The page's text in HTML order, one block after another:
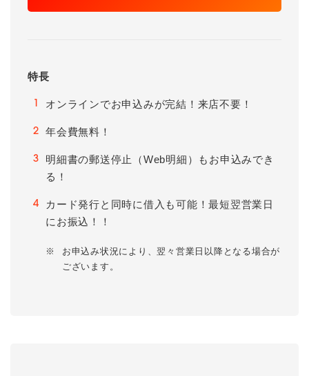
特長
1 オンラインでお申込みが完結！来店不要！
2 年会費無料！
3
明細書の郵送停止（Web明細）もお申込みでき
る！
4
カード発行と同時に借入も可能！最短翌営業日
にお振込！！
※
お申込み状況により、翌々営業日以降となる場合が
ございます。